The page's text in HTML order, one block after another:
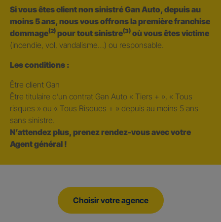
Si vous êtes client non sinistré Gan Auto, depuis au
moins 5 ans, nous vous offrons la première franchise
dommage(2) pour tout sinistre(3) où vous êtes victime
(incendie, vol, vandalisme…) ou responsable.
Les conditions :
Être client Gan
Être titulaire d’un contrat Gan Auto « Tiers + », « Tous
risques » ou « Tous Risques + » depuis au moins 5 ans
sans sinistre.
N’attendez plus, prenez rendez-vous avec votre
Agent général !
Choisir votre agence